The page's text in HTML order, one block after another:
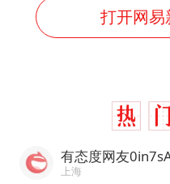
打开网
有态度网友
上海